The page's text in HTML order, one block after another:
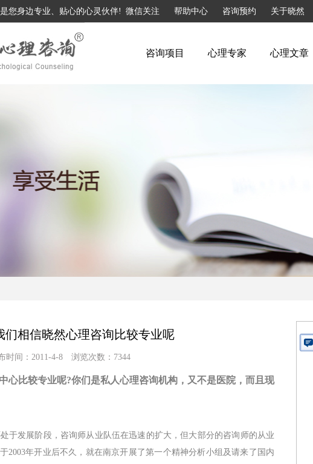
您身边专业、贴心的心灵伙伴! 微信关注 帮助中心 咨询预约 关于晓然
咨询项目 心理专家 心理文章
们相信晓然心理咨询比较专业呢
时间：2011-4-8 浏览次数：7344
心比较专业呢?你们是私人心理咨询机构，又不是医院，而且现
于发展阶段，咨询师从业队伍在迅速的扩大，但大部分的咨询师的从业
2003年开业后不久，就在南京开展了第一个精神分析小组及请来了国内